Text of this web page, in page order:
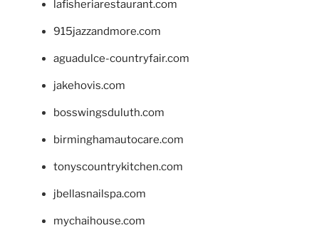
lafisheriarestaurant.com
915jazzandmore.com
aguadulce-countryfair.com
jakehovis.com
bosswingsduluth.com
birminghamautocare.com
tonyscountrykitchen.com
jbellasnailspa.com
mychaihouse.com